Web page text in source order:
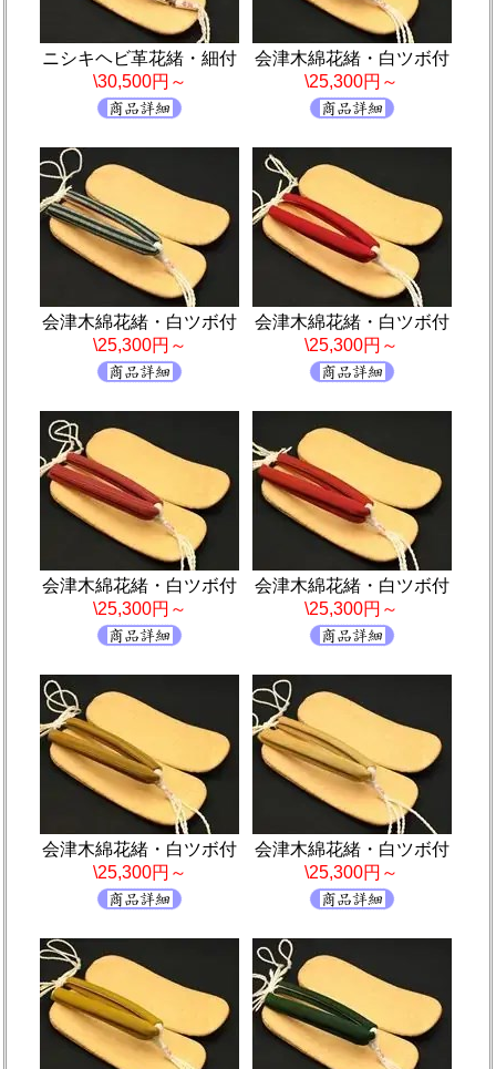
ニシキヘビ革花緒・細付
\30,500円～
会津木綿花緒・白ツボ付
\25,300円～
会津木綿花緒・白ツボ付
\25,300円～
会津木綿花緒・白ツボ付
\25,300円～
会津木綿花緒・白ツボ付
\25,300円～
会津木綿花緒・白ツボ付
\25,300円～
会津木綿花緒・白ツボ付
\25,300円～
会津木綿花緒・白ツボ付
\25,300円～